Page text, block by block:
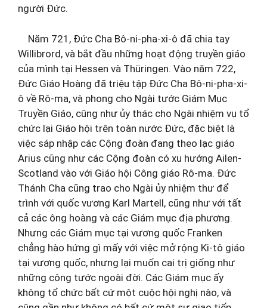
người Đức.
Năm 721, Đức Cha Bô-ni-pha-xi-ô đã chia tay
Willibrord, và bắt đầu những hoạt động truyền giáo
của mình tại Hessen và Thüringen. Vào năm 722,
Đức Giáo Hoàng đã triệu tập Đức Cha Bô-ni-pha-xi-
ô về Rô-ma, và phong cho Ngài tước Giám Mục
Truyền Giáo, cũng như ủy thác cho Ngài nhiệm vụ tổ
chức lại Giáo hội trên toàn nước Đức, đặc biệt là
việc sáp nhập các Cộng đoàn đang theo lạc giáo
Arius cũng như các Cộng đoàn có xu hướng Ailen-
Scotland vào với Giáo hội Công giáo Rô-ma. Đức
Thánh Cha cũng trao cho Ngài ủy nhiệm thư để
trình với quốc vương Karl Martell, cũng như với tất
cả các ông hoàng và các Giám mục địa phương.
Nhưng các Giám mục tại vương quốc Franken
chẳng hào hứng gì mấy với việc mở rộng Ki-tô giáo
tại vương quốc, nhưng lại muốn cai trị giống như
những công tước ngoài đời. Các Giám mục ấy
không tổ chức bất cứ một cuộc hội nghị nào, và